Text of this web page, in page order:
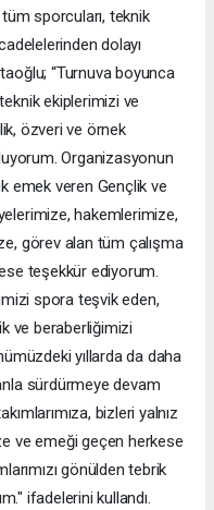
sporcuları, teknik
dolayı
“Turnuva boyunca
ekiplerimizi ve
özveri ve örnek
Organizasyonun
emek veren Gençlik ve
hakemlerimize,
görev alan tüm çalışma
teşekkür ediyorum.
spora teşvik eden,
ve beraberliğimizi
yıllarda da daha
sürdürmeye devam
bizleri yalnız
ve emeği geçen herkese
gönülden tebrik
ifadelerini kullandı.